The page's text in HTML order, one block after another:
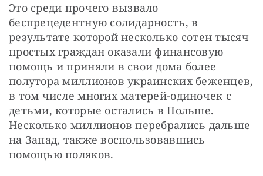
Это среди прочего вызвало
беспрецедентную солидарность, в
результате которой несколько сотен тысяч
простых граждан оказали финансовую
помощь и приняли в свои дома более
полутора миллионов украинских беженцев,
в том числе многих матерей-одиночек с
детьми, которые остались в Польше.
Несколько миллионов перебрались дальше
на Запад, также воспользовавшись
помощью поляков.